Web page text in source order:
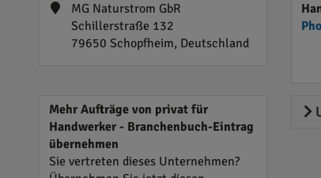
MG Naturstrom GbR
Schillerstraße 132
79650 Schopfheim, Deutschland
Mehr Aufträge von privat für
Handwerker - Branchenbuch-Eintrag
übernehmen
Sie vertreten dieses Unternehmen?